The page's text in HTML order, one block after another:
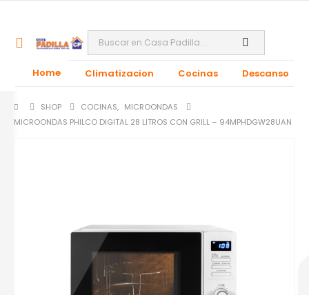
Home Climatizacion Cocinas Descanso
SHOP COCINAS, MICROONDAS
MICROONDAS PHILCO DIGITAL 28 LITROS CON GRILL – 94MPHDGW28UAN